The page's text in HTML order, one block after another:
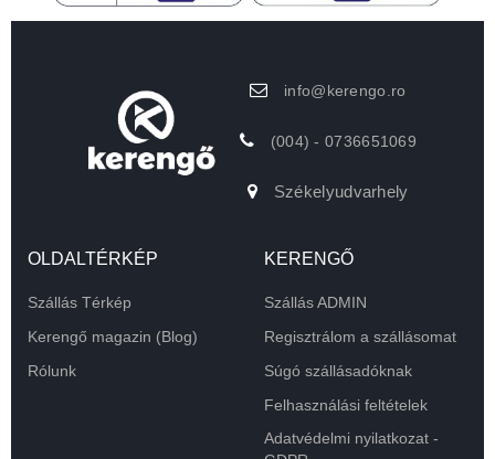
info@kerengo.ro
(004) - 0736651069
Székelyudvarhely
OLDALTÉRKÉP
Szállás Térkép
Kerengő magazin (Blog)
Rólunk
KERENGŐ
Szállás ADMIN
Regisztrálom a szállásomat
Súgó szállásadóknak
Felhasználási feltételek
Adatvédelmi nyilatkozat -